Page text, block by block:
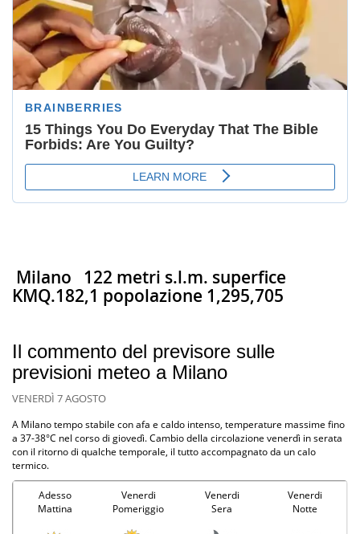
Milano 122 metri s.l.m. superfice
KMQ.182,1 popolazione 1,295,705
Il commento del previsore sulle
previsioni meteo a Milano
VENERDÌ 7 AGOSTO
A Milano tempo stabile con afa e caldo intenso, temperature massime fino
a 37-38°C nel corso di giovedì. Cambio della circolazione venerdì in serata
con il ritorno di qualche temporale, il tutto accompagnato da un calo
termico.
Adesso
Mattina
Venerdi
Pomeriggio
Venerdi
Sera
Venerdi
Notte